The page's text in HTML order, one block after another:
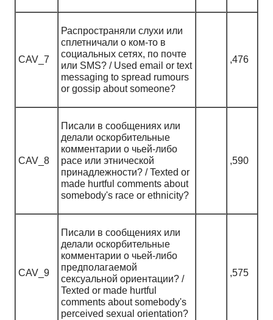
CAV_7
Распространяли слухи или
сплетничали о ком-то в
социальных сетях, по почте
или SMS? / Used email or text
messaging to spread rumours
or gossip about someone?
,476
CAV_8
Писали в сообщениях или
делали оскорбительные
комментарии о чьей-либо
расе или этнической
принадлежности? / Texted or
made hurtful comments about
somebody's race or ethnicity?
,590
CAV_9
Писали в сообщениях или
делали оскорбительные
комментарии о чьей-либо
предполагаемой
сексуальной ориентации? /
Texted or made hurtful
comments about somebody's
perceived sexual orientation?
,575